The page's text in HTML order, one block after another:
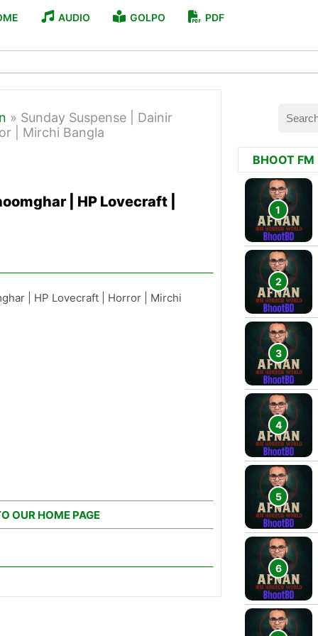
AUDIO GOLPO PDF
» Sunday Suspense | Dainir
| Mirchi Bangla
| HP Lovecraft |
| HP Lovecraft | Horror | Mirchi
OUR HOME PAGE
BHOOT FM